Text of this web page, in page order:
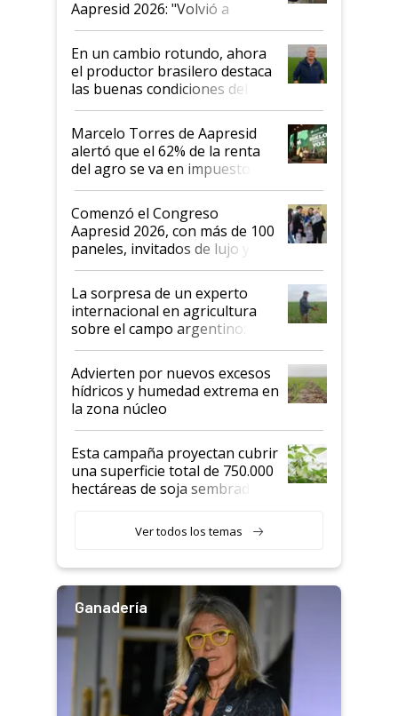
Aapresid 2026: "Volvió a
demostrar que hablar del
suelo es hablar de todo el
sistema productivo"
En un cambio rotundo, ahora
el productor brasilero destaca
las buenas condiciones del
agro argentino para invertir:
"Los veo más motivados"
Marcelo Torres de Aapresid
alertó que el 62% de la renta
del agro se va en impuestos:
"No es bueno que en
Argentina se sigan discutiendo
las mismas cosas de hace 50
años"
Comenzó el Congreso
Aapresid 2026, con más de 100
paneles, invitados de lujo y
todas las tendencias
La sorpresa de un experto
internacional en agricultura
sobre el campo argentino:
"Estoy muy impresionado"
Advierten por nuevos excesos
hídricos y humedad extrema en
la zona núcleo
Esta campaña proyectan cubrir
una superficie total de 750.000
hectáreas de soja sembradas
variedades que marcan un
salto tecnológico en genética y
Ver todos los temas
Ganadería